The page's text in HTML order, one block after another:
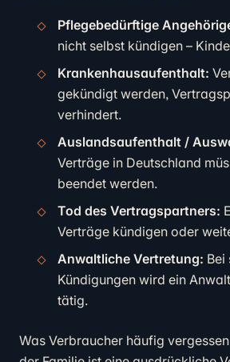
Pflegebedürftige
nicht selbst kündigen –
Krankenhausaufenthalt:
gekündigt werden,
verhindert.
Auslandsaufenthalt /
Verträge in Deutschland
beendet werden.
Tod des Vertragspartners:
Verträge kündigen oder
Anwaltliche Vertretung: Bei
Kündigungen wird ein
tätig.
Was Verbraucher häufig